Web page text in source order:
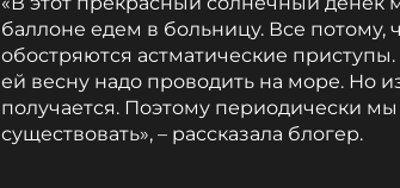
баллоне едем в больницу. Все потому,
обостряются астматические
ей весну надо проводить на море. Но
получается. Поэтому периодически
существовать», – рассказала блогер.